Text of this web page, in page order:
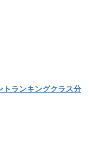
トランキングクラス分